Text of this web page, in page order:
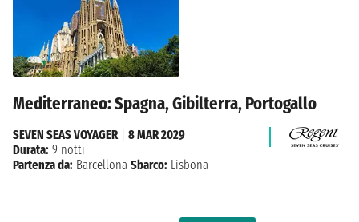
Mediterraneo: Spagna, Gibilterra, Portogallo
SEVEN SEAS VOYAGER| 8 MAR 2029
Durata: 9 notti
Partenza da: Barcellona Sbarco: Lisbona